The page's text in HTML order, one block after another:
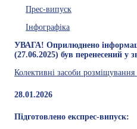
Прес-випуск
Інфографіка
УВАГА! Оприлюднено
(27.06.2025) був перенесений у
Колективні засоби
28.01.2026
Підготовлено експрес-випуск: